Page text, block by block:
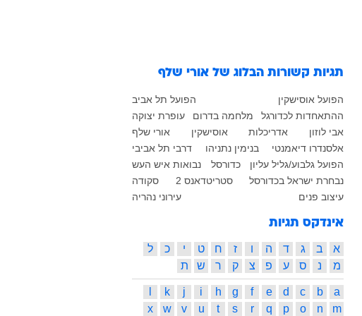
תגיות קשורות הבלוג של אורי שלף
הפועל אוסישקין
הפועל תל אביב
ההתאחדות לכדורגל
מלחמה בדרום
עופרת יצוקה
אבי לוזון
אדריכלות אוסישקין
אורי שלף
אלסנדרו דיאמנטי
בנימין נתניהו
דרבי תל אביבי
הפועל גלבוע/גליל עליון
כדורסל
נבואות איש העש
נבחרת ישראל בכדורסל
סטריטדאנס 2
סקודה
עיצוב פנים
עירוני נהריה
אינדקס תגיות
א ב ג ד ה ו ז ח ט י כ
ל
מ
נ ס ע פ צ ק ר ש ת
a
b
c
d
e
f
g
h
i
j
k
m
n
o
p
q
r
s
t
u
v
w
x